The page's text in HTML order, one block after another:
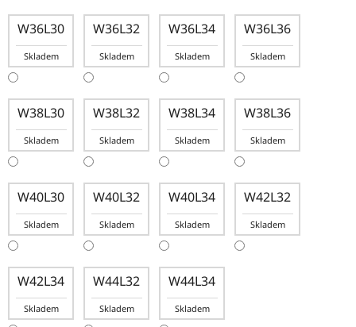
W36L30
Skladem
W36L32
Skladem
W36L34
Skladem
W36L36
Skladem
W38L30
Skladem
W38L32
Skladem
W38L34
Skladem
W38L36
Skladem
W40L30
Skladem
W40L32
Skladem
W40L34
Skladem
W42L32
Skladem
W42L34
Skladem
W44L32
Skladem
W44L34
Skladem